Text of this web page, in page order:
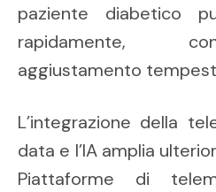
paziente diabetico
rapidamente,
aggiustamento
L’integrazione della
data e l’IA amplia
Piattaforme di